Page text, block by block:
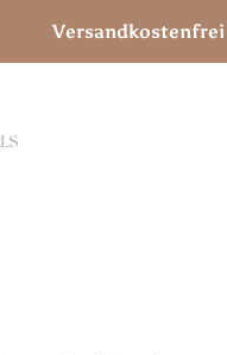
Versandkostenfrei ab